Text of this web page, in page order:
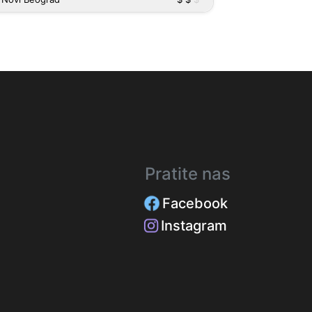
Pratite nas
Facebook
Instagram